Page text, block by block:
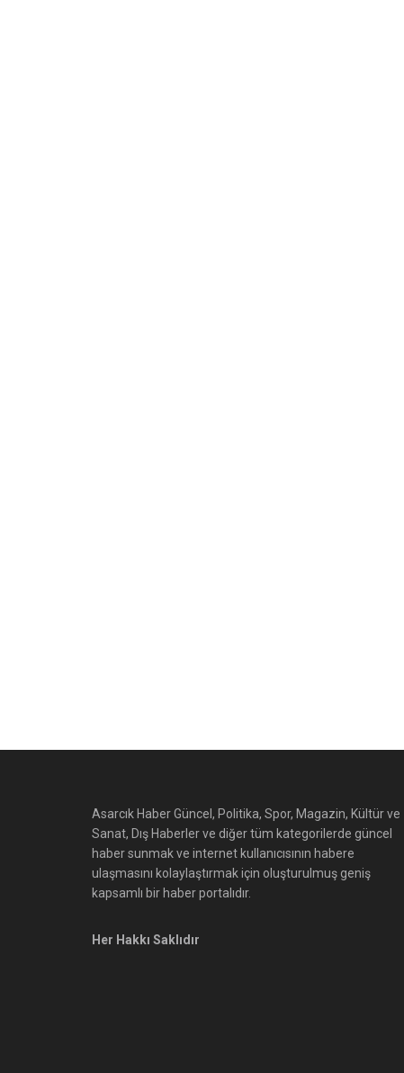
Asarcık Haber Güncel, Politika, Spor, Magazin, Kültür ve
Sanat, Dış Haberler ve diğer tüm kategorilerde güncel
haber sunmak ve internet kullanıcısının habere
ulaşmasını kolaylaştırmak için oluşturulmuş geniş
kapsamlı bir haber portalıdır.
Her Hakkı Saklıdır